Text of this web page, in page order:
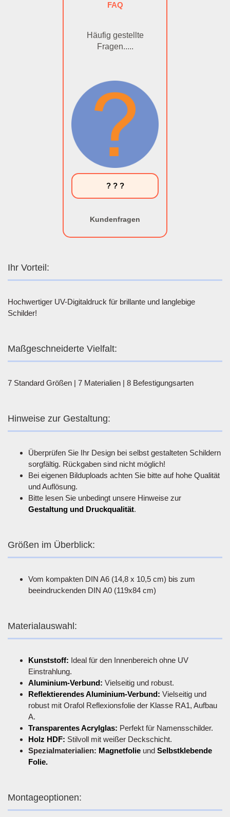
FAQ
Häufig gestellte
Fragen.....
? ? ?
Kundenfragen
Ihr Vorteil:
Hochwertiger UV-Digitaldruck für brillante und langlebige
Schilder!
Maßgeschneiderte Vielfalt:
7 Standard Größen | 7 Materialien | 8 Befestigungsarten
Hinweise zur Gestaltung:
Überprüfen Sie Ihr Design bei selbst gestalteten Schildern
sorgfältig. Rückgaben sind nicht möglich!
Bei eigenen Bilduploads achten Sie bitte auf hohe Qualität
und Auflösung.
Bitte lesen Sie unbedingt unsere Hinweise zur
Gestaltung und Druckqualität.
Größen im Überblick:
Vom kompakten DIN A6 (14,8 x 10,5 cm) bis zum
beeindruckenden DIN A0 (119x84 cm)
Materialauswahl:
Kunststoff: Ideal für den Innenbereich ohne UV
Einstrahlung.
Aluminium-Verbund: Vielseitig und robust.
Reflektierendes Aluminium-Verbund: Vielseitig und
robust mit Orafol Reflexionsfolie der Klasse RA1, Aufbau
A.
Transparentes Acrylglas: Perfekt für Namensschilder.
Holz HDF: Stilvoll mit weißer Deckschicht.
Spezialmaterialien: Magnetfolie und Selbstklebende
Folie.
Montageoptionen: